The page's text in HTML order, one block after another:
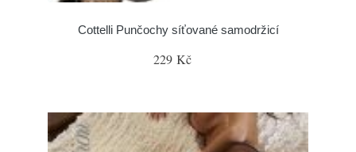
Cottelli Punčochy síťované samodržicí
229 Kč